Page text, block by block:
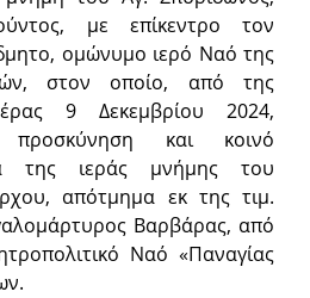
με επίκεντρο τον
ομώνυμο ιερό Ναό της
στον οποίο, από της
9 Δεκεμβρίου 2024,
προσκύνηση και κοινό
της ιεράς μνήμης του
απότμημα εκ της τιμ.
Βαρβάρας, από
Ναό «Παναγίας